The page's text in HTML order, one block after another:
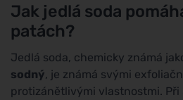
Jak jedlá soda
patách?
Jedlá soda, chemicky známá
sodný, je známá svými
protizánětlivými vlastnostmi.